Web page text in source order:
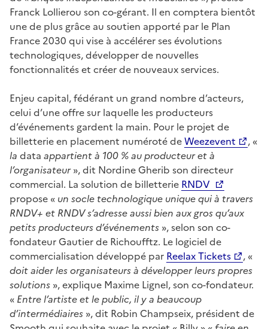
Franck Lollierou son co-gérant. Il en comptera bientôt
une de plus grâce au soutien apporté par le Plan
France 2030 qui vise à accélérer ses évolutions
technologiques, développer de nouvelles
fonctionnalités et créer de nouveaux services.
Enjeu capital, fédérant un grand nombre d’acteurs,
celui d’une offre sur laquelle les producteurs
d’événements gardent la main. Pour le projet de
billetterie en placement numéroté deWeezevent
, «
la data appartient à 100 % au producteur et à
l’organisateur», dit Nordine Gherib son directeur
commercial. La solution de billetterie RNDV
propose « un socle technologique unique qui à travers
RNDV+ et RNDV s’adresse aussi bien aux gros qu’aux
petits producteurs d’événements », selon son co-
fondateur Gautier de Richoufftz. Le logiciel de
commercialisation développé par Reelax Tickets
, «
doit aider les organisateurs à développer leurs propres
solutions », explique Maxime Lignel, son co-fondateur.
« Entre l’artiste et le public, il y a beaucoup
d’intermédiaires », dit Robin Champseix, président de